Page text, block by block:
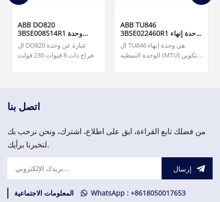
ABB DO820
3BSE008514R1 وحدة
الإخراج الرقميال DO820 عبارة عن وحدة
إخراج ذات 8 قنوات 230 فولت
S800 I/O. فريقنا متاح على مدار
العاجلة من قطع الغيار المهمة،
ABB TU846
3BSE022460R1 وحدة إنهاء
الوحدةال TU846 هي وحدة إنهاء
الوحدة النمطية (MTU) للتكوين
CI840/CI840A والإدخال/
اتصل بنا
من فضلك تابع القراءة، ابق على اطلاع، اشترك، ونحن نرحب بك
لتخبرنا برأيك.
إرسال
المعلومات الاجتماعية WhatsApp : +8618050017653